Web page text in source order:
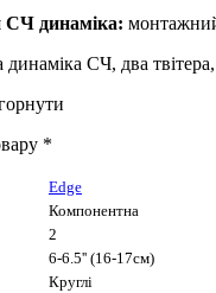
СЧ динаміка:
динаміка СЧ, два
*
Edge
Компонентна
2
6-6.5'' (16-17см)
Круглі